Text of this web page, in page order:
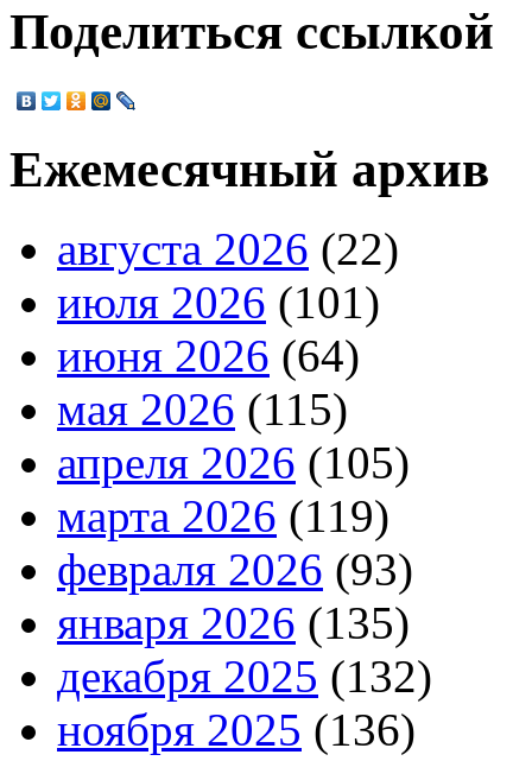
Поделиться ссылкой
Ежемесячный архив
августа 2026 (22)
июля 2026 (101)
июня 2026 (64)
мая 2026 (115)
апреля 2026 (105)
марта 2026 (119)
февраля 2026 (93)
января 2026 (135)
декабря 2025 (132)
ноября 2025 (136)